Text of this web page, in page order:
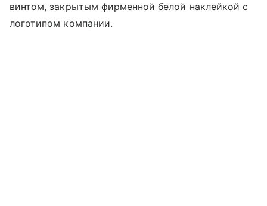
винтом, закрытым фирменной белой наклейкой с
логотипом компании.